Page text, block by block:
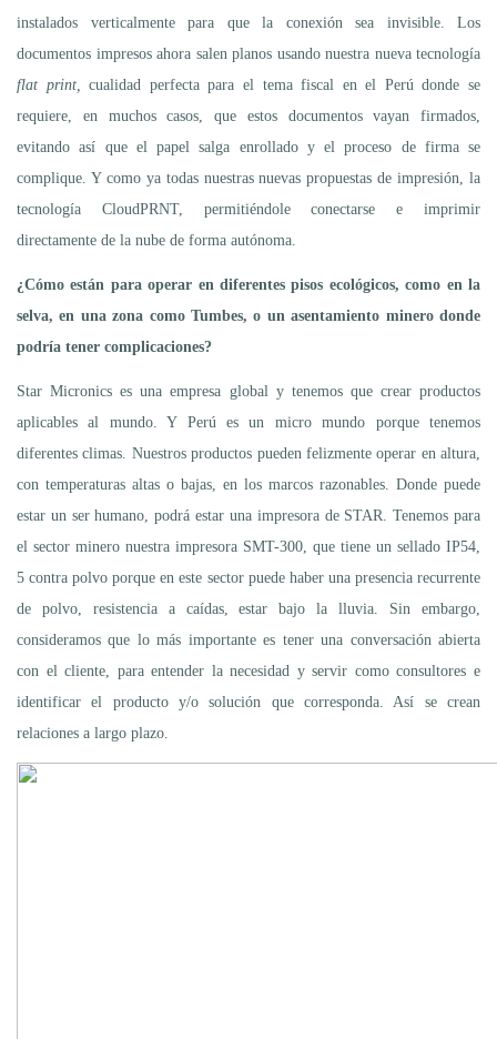
instalados verticalmente para que la conexión sea invisible. Los
documentos impresos ahora salen planos usando nuestra nueva tecnología
flat print,cualidad perfecta para el tema fiscal en el Perú donde se
requiere, en muchos casos, que estos documentos vayan firmados,
evitando así que el papel salga enrollado y el proceso de firma se
complique. Y como ya todas nuestras nuevas propuestas de impresión, la
tecnología CloudPRNT, permitiéndole conectarse e imprimir
directamente de la nube de forma autónoma.
¿Cómo están para operar en diferentes pisos ecológicos, como en la
selva, en una zona como Tumbes, o un asentamiento minero donde
podría tener complicaciones?
Star Micronics es una empresa global y tenemos que crear productos
aplicables al mundo. Y Perú es un micro mundo porque tenemos
diferentes climas. Nuestros productos pueden felizmente operar en altura,
con temperaturas altas o bajas, en los marcos razonables. Donde puede
estar un ser humano, podrá estar una impresora de STAR. Tenemos para
el sector minero nuestra impresora SMT-300, que tiene un sellado IP54,
5 contra polvo porque en este sector puede haber una presencia recurrente
de polvo, resistencia a caídas, estar bajo la lluvia. Sin embargo,
consideramos que lo más importante es tener una conversación abierta
con el cliente, para entender la necesidad y servir como consultores e
identificar el producto y/o solución que corresponda. Así se crean
relaciones a largo plazo.